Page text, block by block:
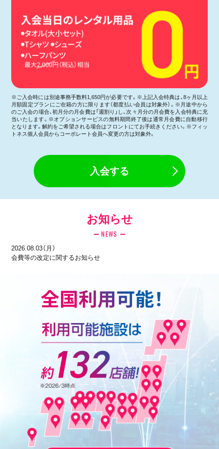
※ご入会時には別途事務手数料1,650円が必要です。※上記入会特典は、8ヶ月以上
月額固定プランにご在籍の方に限ります（都度払い会員は対象外）。※月途中から
のご入会の場合、初月分の月会費は「週割り」し、次々月分の月会費を入会特典に充
当いたします。※オプションサービスの無料期間終了後は通常月会費に自動移行
となります。解約をご希望される場合はフロントにてお手続きください。※フィッ
トネス個人会員からコーポレート会員へ変更の方は対象外。
入会する
お知らせ
NEWS
2026.08.03（月）
会費等の改定に関するお知らせ